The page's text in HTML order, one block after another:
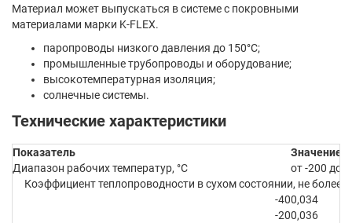
Материал может выпускаться в системе с покровными
материалами марки K-FLEX.
паропроводы низкого давления до 150°С;
промышленные трубопроводы и оборудование;
высокотемпературная изоляция;
солнечные системы.
Технические характеристики
Показатель
Значение
Диапазон рабочих температур, °C
от -200 до
Коэффициент теплопроводности в сухом состоянии, не более,
-40
-20
0,034
0,036